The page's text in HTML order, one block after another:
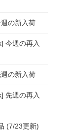
の新入荷
今週の再入
の新入荷
先週の再入
(7/23更新)